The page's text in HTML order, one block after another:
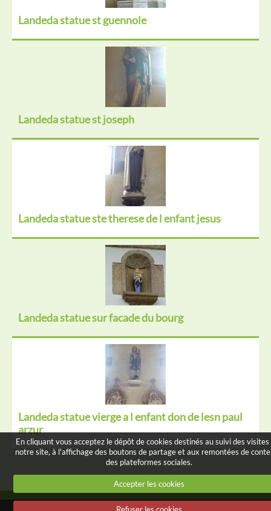
Landeda statue st guennole
Landeda statue st joseph
Landeda statue ste therese de l enfant jesus
Landeda statue sur facade du bourg
Landeda statue vierge a l enfant don de lesn paul
arzur
En cliquant vous acceptez le dépôt de cookies destinés au suivi des
notre site, à l'affichage des boutons de partage et aux remontées de
des plateformes sociales.
Accepter les cookies